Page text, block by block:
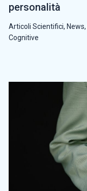
personalità
Articoli Scientifici, News,
Cognitive